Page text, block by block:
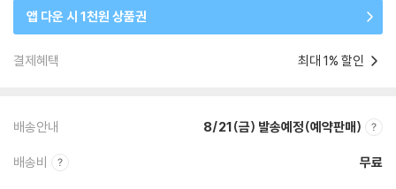
앱 다운 시 1천원 상품권
결제혜택 최대 1% 할인
배송안내 8/21(금) 발송예정(예약판매)
배송비 무료